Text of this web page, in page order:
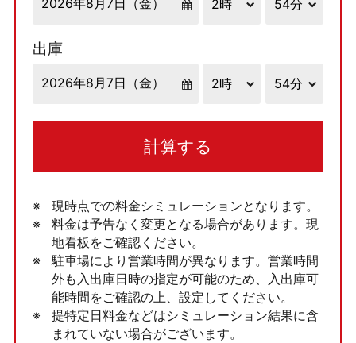
出庫
計算する
現時点での料金シミュレーションとなります。
料金は予告なく変更となる場合があります。現
地看板をご確認ください。
駐車場により営業時間が異なります。営業時間
外も入出庫日時の指定が可能のため、入出庫可
能時間をご確認の上、設定してください。
提特定日料金などはシミュレーション結果に含
まれていない場合がございます。